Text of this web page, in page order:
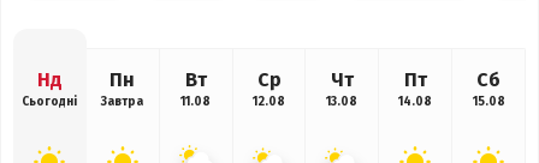
Нд
Сьогодні
Пн
Завтра
Вт
11.08
Ср
12.08
Чт
13.08
Пт
14.08
Сб
15.08